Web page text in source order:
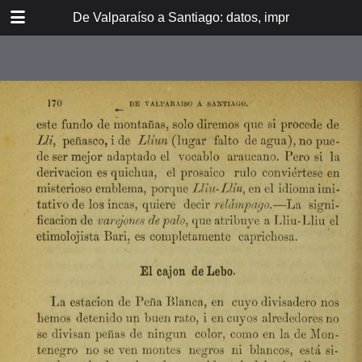
De Valparaíso a Santiago: datos, impresiones,
DOWNLOAD
Itinerario del ferrocarril de
Valparaíso a Santiago
espresamente grabado en Paris en
madera para esta obra
Dedicatoria
A los viajeros
En la Estación de Valparaíso
El banquete de inauguración i el
motín de Oyarce
Viña del Mar
Bosquejo histórico
El Salto